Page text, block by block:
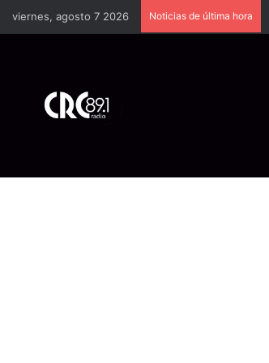
viernes, agosto 7 2026 Noticias de última hora